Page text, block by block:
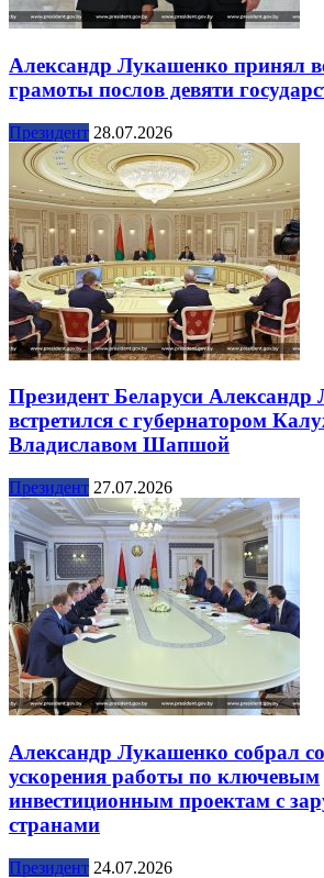
Александр Лукашенко принял
грамоты послов девяти
Президент 28.07.2026
Президент Беларуси
встретился с губернатором
Владиславом Шапшой
Президент 27.07.2026
Александр Лукашенко собрал
ускорения работы по ключевым
инвестиционным проектам с
странами
Президент 24.07.2026